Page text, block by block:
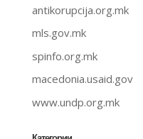
antikorupcija.org.mk
mls.gov.mk
spinfo.org.mk
macedonia.usaid.gov
www.undp.org.mk